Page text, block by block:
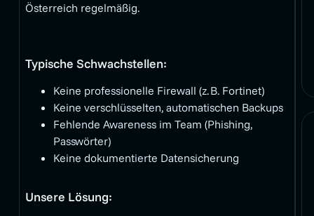
Österreich regelmäßig.
Typische Schwachstellen:
Keine professionelle Firewall (z. B. Fortinet)
Keine verschlüsselten, automatischen Backups
Fehlende Awareness im Team (Phishing,
Passwörter)
Keine dokumentierte Datensicherung
Unsere Lösung: